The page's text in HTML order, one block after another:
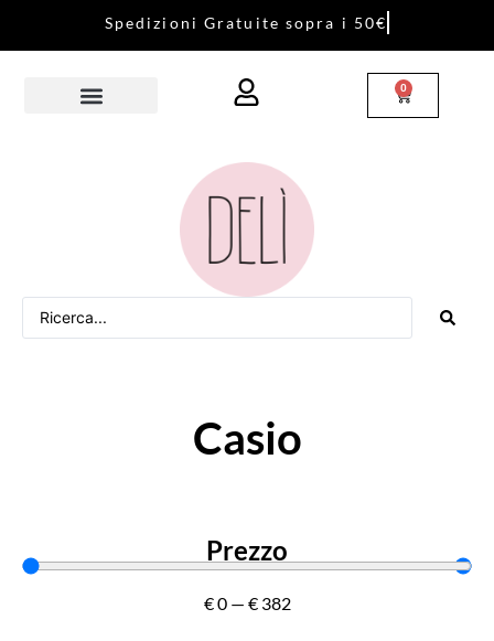
Sped izi on i Gratu ite sopra i 50€
0
Casio
Prezzo
€0 — € 382